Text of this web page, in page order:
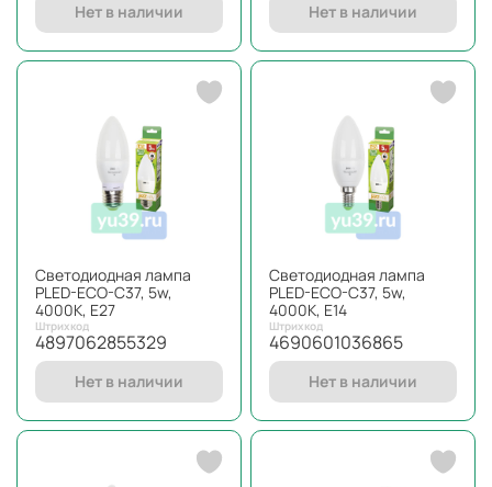
Нет в наличии Нет в наличии
Светодиодная лампа
PLED-ECO-C37, 5w,
4000K, E27
Штрихкод
4897062855329
Нет в наличии
Светодиодная лампа
PLED-ECO-C37, 5w,
4000K, E14
Штрихкод
4690601036865
Нет в наличии